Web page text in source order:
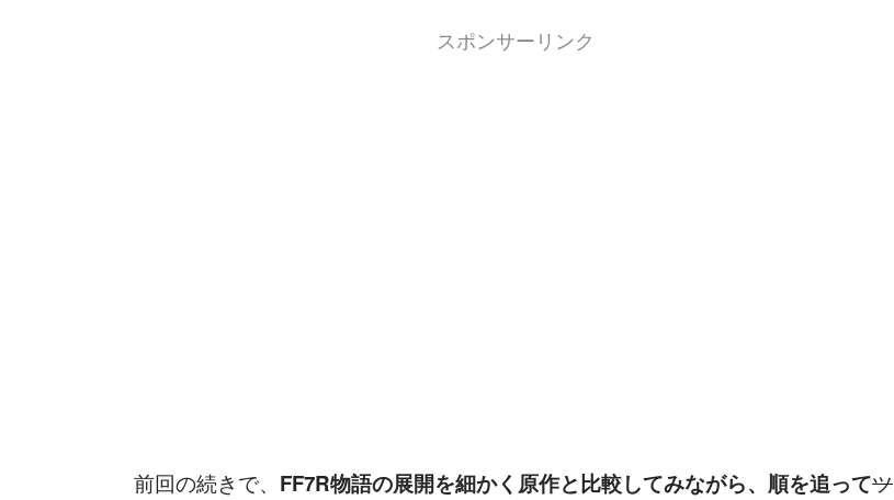
スポンサーリンク
前回の続きで、 FF7R物語の展開を細かく原作と比較してみながら、順を追ってツ